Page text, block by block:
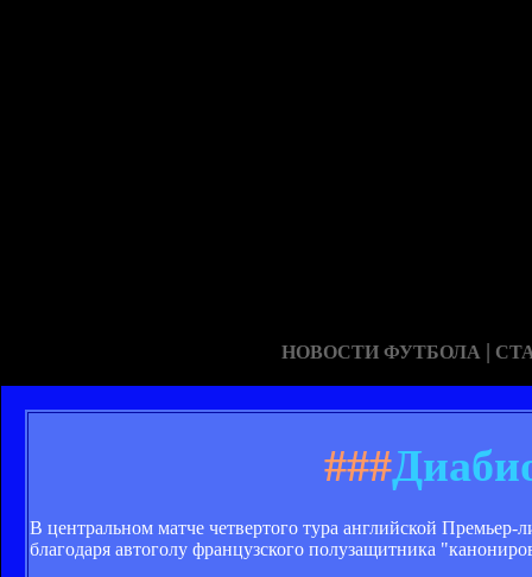
НОВОСТИ ФУТБОЛА |
###
В центральном матче четвертого тура английской
благодаря автоголу французского полузащитника